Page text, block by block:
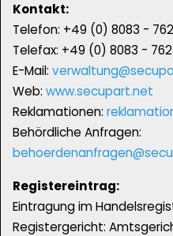
Kontakt:
Telefon: +49 (0) 8083 -
Telefax: +49 (0) 8083 -
E-Mail:
Web: www.secupart.net
Reklamationen:
Behördliche Anfragen:
Registereintrag:
Eintragung im
Registergericht: